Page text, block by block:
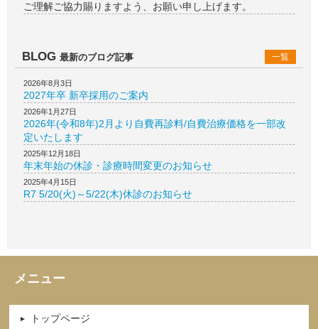
ご理解ご協力賜りますよう、お願い申し上げます。
BLOG 最新のブログ記事 一覧
2026年8月3日
2027年卒 新卒採用のご案内
2026年1月27日
2026年(令和8年)2月より自費再診料/自費治療価格を一部改
定いたします
2025年12月18日
年末年始の休診・診療時間変更のお知らせ
2025年4月15日
R7 5/20(火)～5/22(木)休診のお知らせ
メニュー
トップページ